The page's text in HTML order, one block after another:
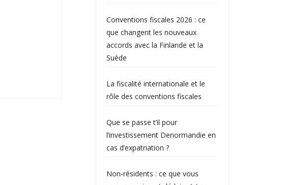
Conventions fiscales 2026 : ce
que changent les nouveaux
accords avec la Finlande et la
Suède
La fiscalité internationale et le
rôle des conventions fiscales
Que se passe t’il pour
l’investissement Denormandie en
cas d’expatriation ?
Non‑résidents : ce que vous